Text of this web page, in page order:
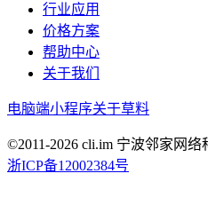
行业应用
价格方案
帮助中心
关于我们
电脑端小程序关于草料
©2011-2026 cli.im 宁波邻家网络
浙ICP备12002384号